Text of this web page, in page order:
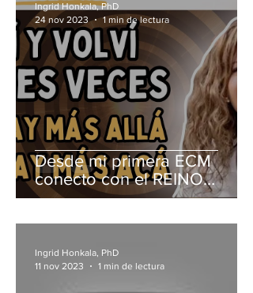
Desde mi primera ECM
conecto con el REINO
INVISIBLE
Ingrid Honkala, PhD
24 nov 2023
1 min de lectura
Ingrid Honkala, PhD
11 nov 2023
1 min de lectura